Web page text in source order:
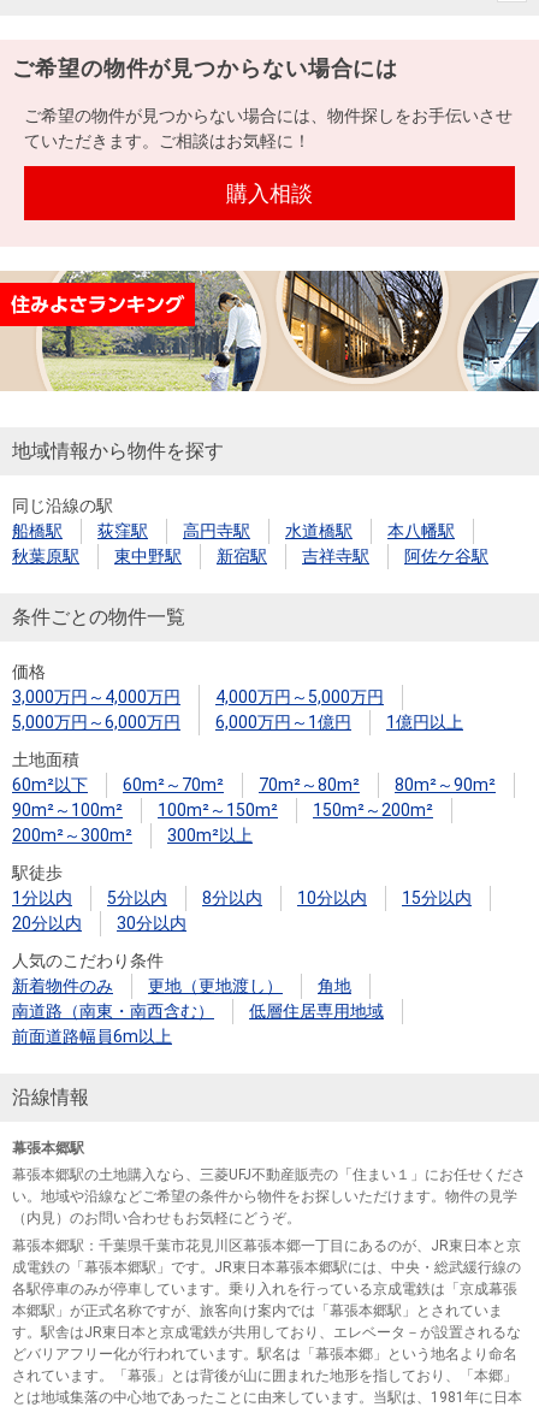
ご希望の物件が見つからない場合には
ご希望の物件が見つからない場合には、物件探しをお手伝いさせ
ていただきます。ご相談はお気軽に！
購入相談
地域情報から物件を探す
同じ沿線の駅
船橋駅
荻窪駅 高円寺駅 水道橋駅
本八幡駅
秋葉原駅
東中野駅 新宿駅 吉祥寺駅 阿佐ケ谷駅
条件ごとの物件一覧
価格
3,000万円～4,000万円
4,000万円～5,000万円
5,000万円～6,000万円
6,000万円～1億円
1億円以上
土地面積
60m²以下
60m²～70m² 70m²～80m²
80m²～90m²
90m²～100m²
100m²～150m²
150m²～200m²
200m²～300m²
300m²以上
駅徒歩
1分以内
5分以内 8分以内 10分以内
15分以内
20分以内
30分以内
人気のこだわり条件
新着物件のみ
更地（更地渡し）
角地
南道路（南東・南西含む）
低層住居専用地域
前面道路幅員6m以上
沿線情報
幕張本郷駅
幕張本郷駅の土地購入なら、三菱UFJ不動産販売の「住まい１」にお任せくださ
い。地域や沿線などご希望の条件から物件をお探しいただけます。物件の見学
（内見）のお問い合わせもお気軽にどうぞ。
幕張本郷駅 ：千葉県千葉市花見川区幕張本郷一丁目にあるのが、JR東日本と京
成電鉄の「幕張本郷駅」です。JR東日本幕張本郷駅には、中央・総武緩行線の
各駅停車のみが停車しています。乗り入れを行っている京成電鉄は「京成幕張
本郷駅」が正式名称ですが、旅客向け案内では「幕張本郷駅」とされていま
す。駅舎はJR東日本と京成電鉄が共用しており、エレベータ－が設置されるな
どバリアフリー化が行われています。駅名は「幕張本郷」という地名より命名
されています。「幕張」とは背後が山に囲まれた地形を指しており、「本郷」
とは地域集落の中心地であったことに由来しています。当駅は、1981年に日本